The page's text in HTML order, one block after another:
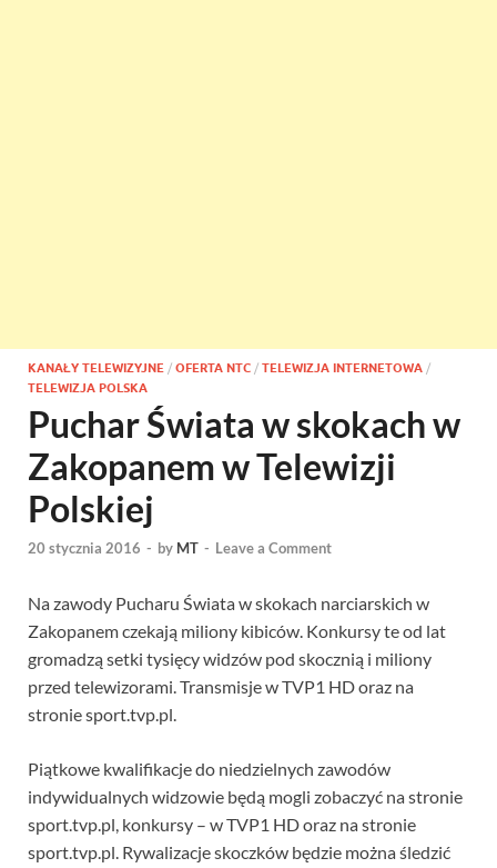
KANAŁY TELEWIZYJNE / OFERTA NTC / TELEWIZJA INTERNETOWA /
TELEWIZJA POLSKA
Puchar Świata w skokach w
Zakopanem w Telewizji
Polskiej
20 stycznia 2016 - by MT - Leave a Comment
Na zawody Pucharu Świata w skokach narciarskich w
Zakopanem czekają miliony kibiców. Konkursy te od lat
gromadzą setki tysięcy widzów pod skocznią i miliony
przed telewizorami. Transmisje w TVP1 HD oraz na
stronie sport.tvp.pl.
Piątkowe kwalifikacje do niedzielnych zawodów
indywidualnych widzowie będą mogli zobaczyć na stronie
sport.tvp.pl, konkursy – w TVP1 HD oraz na stronie
sport.tvp.pl. Rywalizacje skoczków będzie można śledzić